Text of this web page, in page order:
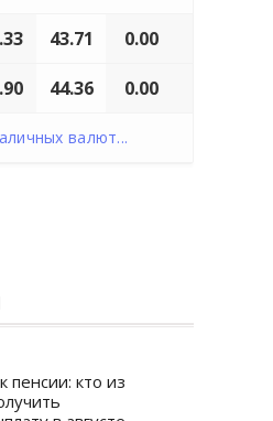
43.71 0.00
44.36 0.00
валют...
пенсии: кто из